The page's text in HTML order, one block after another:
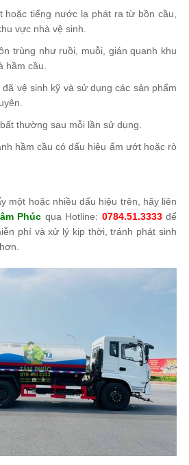
hoặc tiếng nước lạ phát ra từ bồn cầu,
vực nhà vệ sinh.
trùng như ruồi, muỗi, gián quanh khu
hầm cầu.
vệ sinh kỹ và sử dụng các sản phẩm
thường sau mỗi lần sử dụng.
hầm cầu có dấu hiệu ẩm ướt hoặc rò
một hoặc nhiều dấu hiệu trên, hãy liên
Phúc qua Hotline: 0784.51.3333để
phí và xử lý kịp thời, tránh phát sinh